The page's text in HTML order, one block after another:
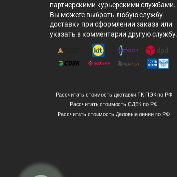
партнерскими курьерскими службами.
Вы можете выбрать любую службу
доставки при оформлении заказа или
указать в комментарии другую службу.
Рассчитать стоимость доставки ТК ПЭК по РФ
Рассчитать стоимость СДЕК по РФ
Рассчитать стоимость Деловые линии по РФ